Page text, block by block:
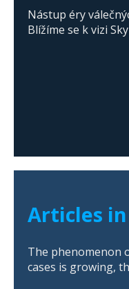
Nástup éry
Blížíme se k vizi
Articles
The phenomenon
cases is growing,